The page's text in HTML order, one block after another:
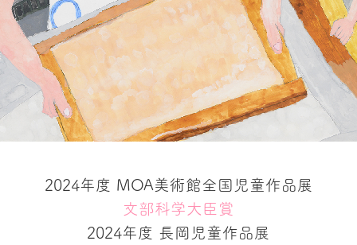
2024年度 MOA美術館全国児童作品展
文部科学大臣賞
2024年度 長岡児童作品展